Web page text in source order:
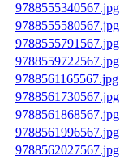
9788555340567.jpg
9788555580567.jpg
9788555791567.jpg
9788559722567.jpg
9788561165567.jpg
9788561730567.jpg
9788561868567.jpg
9788561996567.jpg
9788562027567.jpg